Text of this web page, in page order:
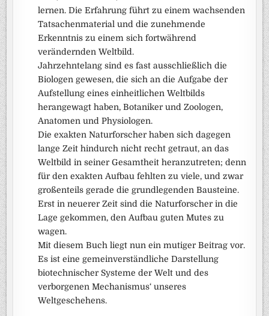
lernen. Die Erfahrung führt zu einem wachsenden
Tatsachenmaterial und die zunehmende
Erkenntnis zu einem sich fortwährend
verändernden Weltbild.
Jahrzehntelang sind es fast ausschließlich die
Biologen gewesen, die sich an die Aufgabe der
Aufstellung eines einheitlichen Weltbilds
herangewagt haben, Botaniker und Zoologen,
Anatomen und Physiologen.
Die exakten Naturforscher haben sich dagegen
lange Zeit hindurch nicht recht getraut, an das
Weltbild in seiner Gesamtheit heranzutreten; denn
für den exakten Aufbau fehlten zu viele, und zwar
großenteils gerade die grundlegenden Bausteine.
Erst in neuerer Zeit sind die Naturforscher in die
Lage gekommen, den Aufbau guten Mutes zu
wagen.
Mit diesem Buch liegt nun ein mutiger Beitrag vor.
Es ist eine gemeinverständliche Darstellung
biotechnischer Systeme der Welt und des
verborgenen Mechanismus‘ unseres
Weltgeschehens.